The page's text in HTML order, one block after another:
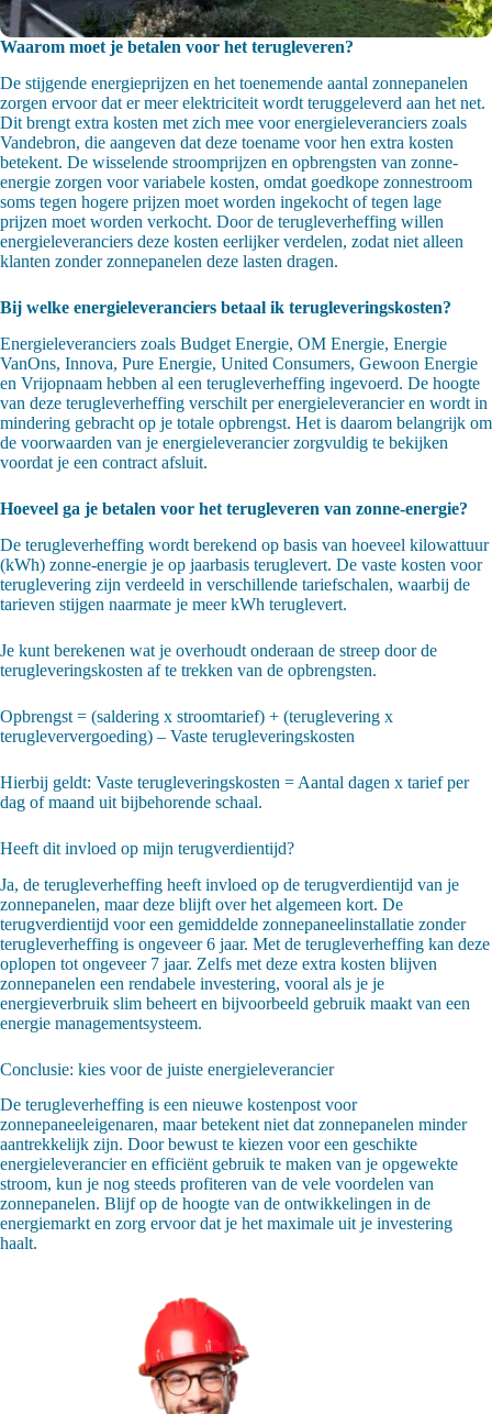
Waarom moet je betalen voor het terugleveren?
De stijgende energieprijzen en het toenemende aantal zonnepanelen
zorgen ervoor dat er meer elektriciteit wordt teruggeleverd aan het net.
Dit brengt extra kosten met zich mee voor energieleveranciers zoals
Vandebron, die aangeven dat deze toename voor hen extra kosten
betekent. De wisselende stroomprijzen en opbrengsten van zonne-
energie zorgen voor variabele kosten, omdat goedkope zonnestroom
soms tegen hogere prijzen moet worden ingekocht of tegen lage
prijzen moet worden verkocht. Door de terugleverheffing willen
energieleveranciers deze kosten eerlijker verdelen, zodat niet alleen
klanten zonder zonnepanelen deze lasten dragen.
Bij welke energieleveranciers betaal ik terugleveringskosten?
Energieleveranciers zoals Budget Energie, OM Energie, Energie
VanOns, Innova, Pure Energie, United Consumers, Gewoon Energie
en Vrijopnaam hebben al een terugleverheffing ingevoerd. De hoogte
van deze terugleverheffing verschilt per energieleverancier en wordt in
mindering gebracht op je totale opbrengst. Het is daarom belangrijk om
de voorwaarden van je energieleverancier zorgvuldig te bekijken
voordat je een contract afsluit.
Hoeveel ga je betalen voor het terugleveren van zonne-energie?
De terugleverheffing wordt berekend op basis van hoeveel kilowattuur
(kWh) zonne-energie je op jaarbasis teruglevert. De vaste kosten voor
teruglevering zijn verdeeld in verschillende tariefschalen, waarbij de
tarieven stijgen naarmate je meer kWh teruglevert.
Je kunt berekenen wat je overhoudt onderaan de streep door de
terugleveringskosten af te trekken van de opbrengsten.
Opbrengst = (saldering x stroomtarief) + (teruglevering x
terugleververgoeding) – Vaste terugleveringskosten
Hierbij geldt: Vaste terugleveringskosten = Aantal dagen x tarief per
dag of maand uit bijbehorende schaal.
Heeft dit invloed op mijn terugverdientijd?
Ja, de terugleverheffing heeft invloed op de terugverdientijd van je
zonnepanelen, maar deze blijft over het algemeen kort. De
terugverdientijd voor een gemiddelde zonnepaneelinstallatie zonder
terugleverheffing is ongeveer 6 jaar. Met de terugleverheffing kan deze
oplopen tot ongeveer 7 jaar. Zelfs met deze extra kosten blijven
zonnepanelen een rendabele investering, vooral als je je
energieverbruik slim beheert en bijvoorbeeld gebruik maakt van een
energie managementsysteem.
Conclusie: kies voor de juiste energieleverancier
De terugleverheffing is een nieuwe kostenpost voor
zonnepaneeleigenaren, maar betekent niet dat zonnepanelen minder
aantrekkelijk zijn. Door bewust te kiezen voor een geschikte
energieleverancier en efficiënt gebruik te maken van je opgewekte
stroom, kun je nog steeds profiteren van de vele voordelen van
zonnepanelen. Blijf op de hoogte van de ontwikkelingen in de
energiemarkt en zorg ervoor dat je het maximale uit je investering
haalt.